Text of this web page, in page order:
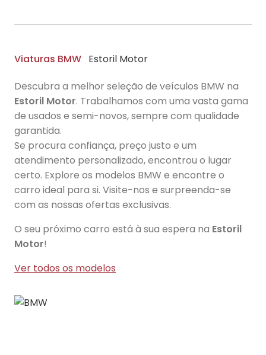
Viaturas BMW Estoril Motor
Descubra a melhor seleção de veículos BMW na
Estoril Motor. Trabalhamos com uma vasta gama
de usados e semi-novos, sempre com qualidade
garantida.
Se procura confiança, preço justo e um
atendimento personalizado, encontrou o lugar
certo. Explore os modelos BMW e encontre o
carro ideal para si. Visite-nos e surpreenda-se
com as nossas ofertas exclusivas.
O seu próximo carro está à sua espera na Estoril
Motor!
Ver todos os modelos